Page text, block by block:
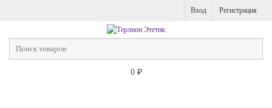
Вход Регистрация
0 ₽